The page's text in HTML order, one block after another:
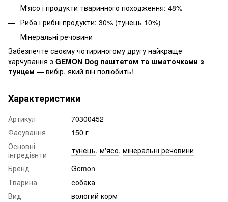
М'ясо і продукти тваринного походження: 48%
Риба і рибні продукти: 30% (тунець 10%)
Мінеральні речовини
Забезпечте своєму чотириногому другу найкраще
харчування з GEMON Dog паштетом та шматочками з
тунцем — вибір, який він полюбить!
Характеристики
Артикул
70300452
Фасування
150 г
Основні
інгредієнти
тунець, м'ясо, мінеральні речовини
Бренд
Gemon
Тварина
собака
Вид
вологий корм